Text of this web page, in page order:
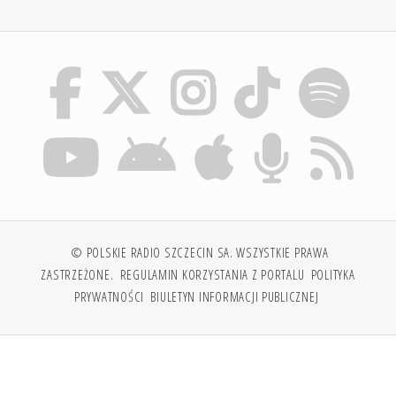
© POLSKIE RADIO SZCZECIN SA. WSZYSTKIE PRAWA
ZASTRZEŻONE. REGULAMIN KORZYSTANIA Z PORTALU POLITYKA
PRYWATNOŚCI BIULETYN INFORMACJI PUBLICZNEJ